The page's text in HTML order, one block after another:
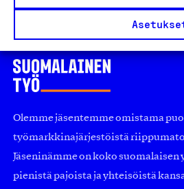
Olemme jäsentemme omistama
työmarkkinajärjestöistä
Jäseninämme on koko
pienistä pajoista ja yhteisöistä